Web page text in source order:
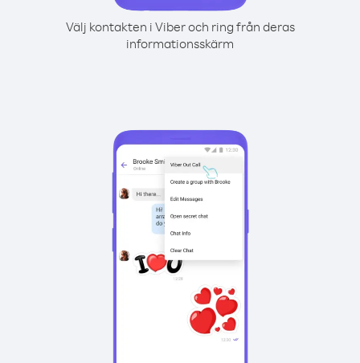
Välj kontakten i Viber och ring från deras
informationsskärm